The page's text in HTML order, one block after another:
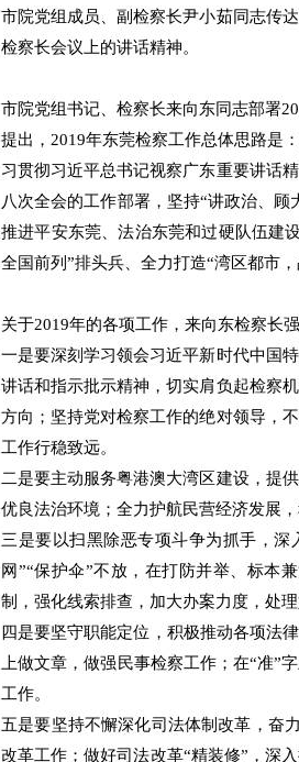
市院党组成员、副检察长尹小茹同志传
检察长会议上的讲话精神。
市院党组书记、检察长来向东同志部署
提出，2019年东莞检察工作总体思路是
习贯彻习近平总书记视察广东重要讲话
八次全会的工作部署，坚持“讲政治、
推进平安东莞、法治东莞和过硬队伍建
全国前列”排头兵、全力打造“湾区都市，
关于2019年的各项工作，来向东检察长
一是要深刻学习领会习近平新时代中国
讲话和指示批示精神，切实肩负起检察
方向；坚持党对检察工作的绝对领导，
工作行稳致远。
二是要主动服务粤港澳大湾区建设，提
优良法治环境；全力护航民营经济发展
三是要以扫黑除恶专项斗争为抓手，
网”“保护伞”不放，在打防并举、标本
制，强化线索排查，加大办案力度，处
四是要坚守职能定位，积极推动各项法
上做文章，做强民事检察工作；在“准”
工作。
五是要坚持不懈深化司法体制改革，奋
改革工作；做好司法改革“精装修”，深